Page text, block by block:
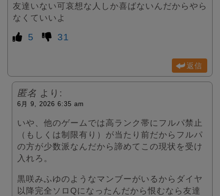
友達いない可哀想な人しか喜ばないんだからやら
なくていいよ
5 31
返信
匿名 より:
6月 9, 2026 6:35 am
いや、他のゲームでは高ランク帯にフルパ禁止
（もしくは制限有り）が当たり前だからフルパ
の方が少数派なんだから諦めてこの現状を受け
入れろ。
黒咲みふゆのようなマンブーがいるからダイヤ
以降完全ソロQになったんだから恨むなら友達